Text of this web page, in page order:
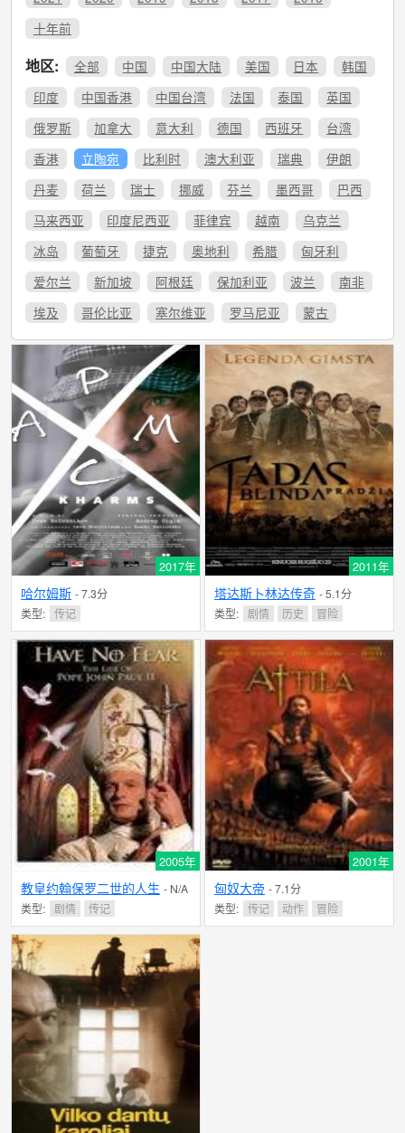
十年前
地区: 全部 中国 中国大陆 美国 日本
韩国
印度
中国香港 中国台湾 法国 泰国
英国
俄罗斯
加拿大 意大利 德国 西班牙
台湾
香港
立陶宛 比利时 澳大利亚 瑞典
伊朗
丹麦
荷兰 瑞士 挪威 芬兰 墨西哥
巴西
马来西亚
印度尼西亚 菲律宾 越南
乌克兰
冰岛
葡萄牙 捷克 奥地利 希腊
匈牙利
爱尔兰
新加坡 阿根廷 保加利亚 波兰
南非
埃及
哥伦比亚 塞尔维亚 罗马尼亚 蒙古
2017年
哈尔姆斯 - 7.3分
类型: 传记
2011年
塔达斯卜林达传奇 - 5.1分
类型: 剧情 历史 冒险
2005年
教皇约翰保罗二世的人生 - N/A
分
类型: 剧情 传记
2001年
匈奴大帝 - 7.1分
类型: 传记 动作 冒险